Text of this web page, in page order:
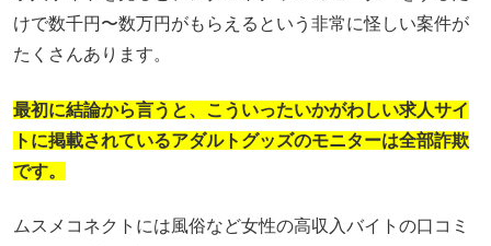
けで数千円〜数万円がもらえるという非常に怪しい案件が
たくさんあります。
最初に結論から言うと、こういったいかがわしい求人サイ
トに掲載されているアダルトグッズのモニターは全部詐欺
です。
ムスメコネクトには風俗など女性の高収入バイトの口コミ